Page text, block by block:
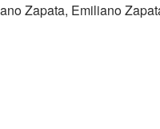
Zapata, Emiliano